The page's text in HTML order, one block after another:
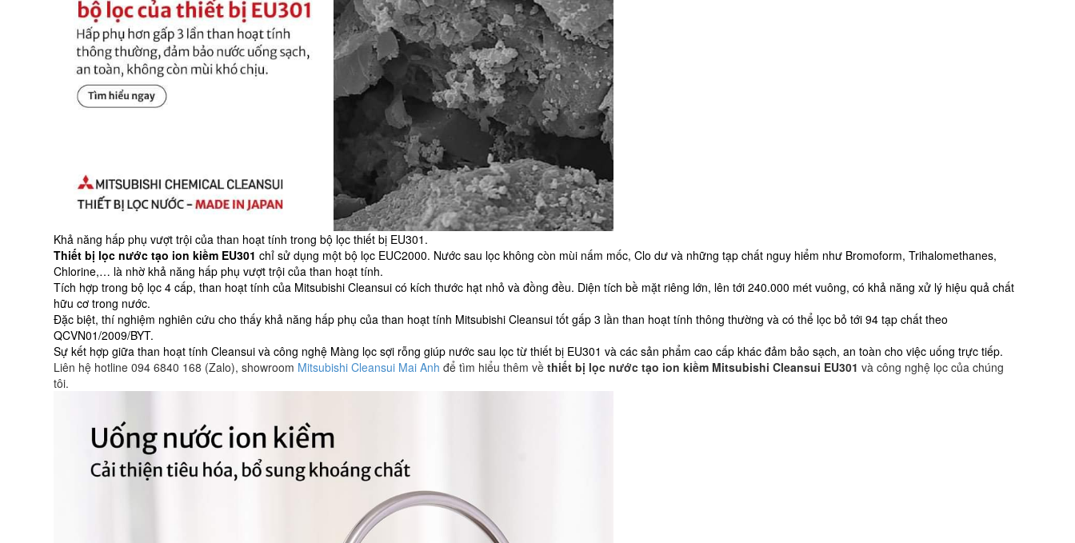
hoạt
tính
trong
bộ
Cleansui
EU301
tính
trong
bộ
lọc
Cleansui
lọc
Cleansui
EU301
Khả năng hấp phụ vượt trội của than hoạt tính trong bộ lọc thiết bị EU301.
Thiết bị lọc nước tạo ion kiềm EU301 chỉ sử dụng một bộ lọc EUC2000. Nước sau lọc không còn mùi nấm mốc, Clo dư và những tạp chất nguy hiểm như Bromoform, Trihalomethanes,
Chlorine,… là nhờ khả năng hấp phụ vượt trội của than hoạt tính.
Tích hợp trong bộ lọc 4 cấp, than hoạt tính của Mitsubishi Cleansui có kích thước hạt nhỏ và đồng đều. Diện tích bề mặt riêng lớn, lên tới 240.000 mét vuông, có khả năng xử lý hiệu quả chất
hữu cơ trong nước.
Đặc biệt, thí nghiệm nghiên cứu cho thấy khả năng hấp phụ của than hoạt tính Mitsubishi Cleansui tốt gấp 3 lần than hoạt tính thông thường và có thể lọc bỏ tới 94 tạp chất theo
QCVN01/2009/BYT.
Sự kết hợp giữa than hoạt tính Cleansui và công nghệ Màng lọc sợi rỗng giúp nước sau lọc từ thiết bị EU301 và các sản phẩm cao cấp khác đảm bảo sạch, an toàn cho việc uống trực tiếp.
Liên hệ hotline 094 6840 168 (Zalo), showroom Mitsubishi Cleansui Mai Anh để tìm hiểu thêm vềthiết bị lọc nước tạo ion kiềm Mitsubishi Cleansui EU301 và công nghệ lọc của chúng
tôi.